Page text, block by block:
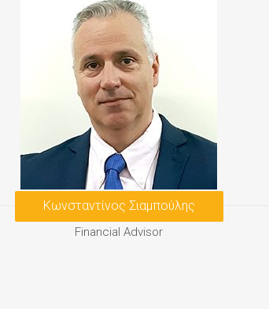
Κωνσταντίνος Σιαμπούλης
Financial Advisor